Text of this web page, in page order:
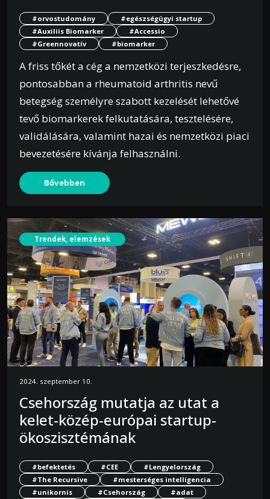
#orvostudomány
#egészségügyi startup
#Auxiliis Biomarker
#Accessio
#Greennovatív
#biomarker
A friss tőkét a cég a nemzetközi terjeszkedésre,
pontosabban a rheumatoid arthritis nevű
betegség személyre szabott kezelését lehetővé
tevő biomarkerek felkutatására, tesztelésére,
validálására, valamint hazai és nemzetközi piaci
bevezetésére kívánja felhasználni.
Bővebben
Trendek, elemzések
2024. szeptember 10.
Csehország mutatja az utat a
kelet-közép-európai startup-
ökoszisztémának
#befektetés #CEE
#Lengyelország
#The Recursive
#mesterséges intelligencia
#unikornis
#Csehország
#adat